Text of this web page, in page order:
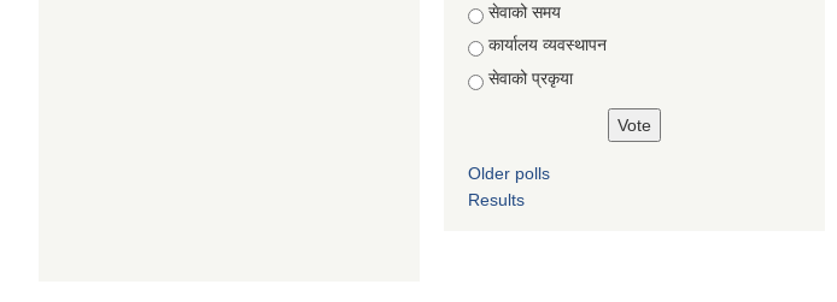
सेवाको समय
कार्यालय व्यवस्थापन
सेवाको प्रकृया
Older polls
Results